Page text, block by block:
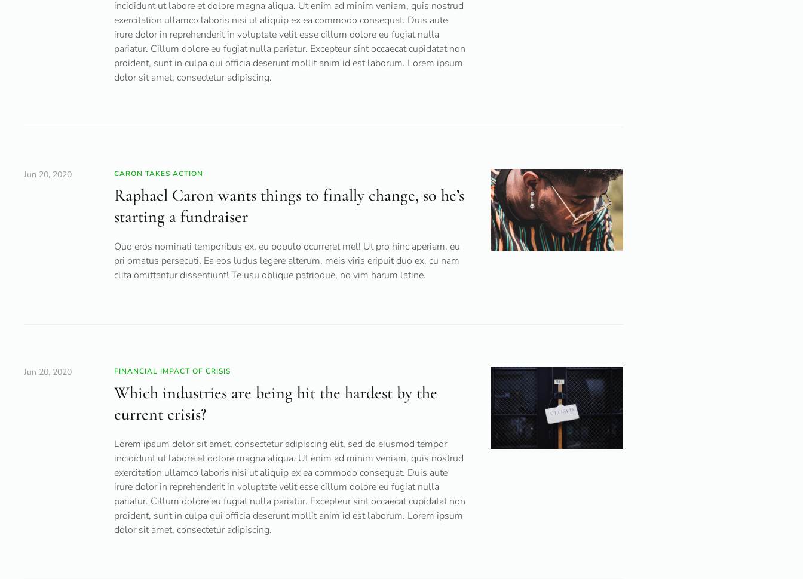
incididunt ut labore et dolore magna aliqua. Ut enim ad minim veniam, quis nostrud
exercitation ullamco laboris nisi ut aliquip ex ea commodo consequat. Duis aute
irure dolor in reprehenderit in voluptate velit esse cillum dolore eu fugiat nulla
pariatur. Cillum dolore eu fugiat nulla pariatur. Excepteur sint occaecat cupidatat non
proident, sunt in culpa qui officia deserunt mollit anim id est laborum. Lorem ipsum
dolor sit amet, consectetur adipiscing.
Jun 20, 2020 CARON TAKES ACTION
Raphael Caron wants things to finally change, so he’s
starting a fundraiser
Quo eros nominati temporibus ex, eu populo ocurreret mel! Ut pro hinc aperiam, eu
pri ornatus persecuti. Ea eos ludus legere alterum, meis viris eripuit duo ex, cu nam
clita omittantur dissentiunt! Te usu oblique patrioque, no vim harum latine.
Jun 20, 2020 FINANCIAL IMPACT OF CRISIS
Which industries are being hit the hardest by the
current crisis?
Lorem ipsum dolor sit amet, consectetur adipiscing elit, sed do eiusmod tempor
incididunt ut labore et dolore magna aliqua. Ut enim ad minim veniam, quis nostrud
exercitation ullamco laboris nisi ut aliquip ex ea commodo consequat. Duis aute
irure dolor in reprehenderit in voluptate velit esse cillum dolore eu fugiat nulla
pariatur. Cillum dolore eu fugiat nulla pariatur. Excepteur sint occaecat cupidatat non
proident, sunt in culpa qui officia deserunt mollit anim id est laborum. Lorem ipsum
dolor sit amet, consectetur adipiscing.